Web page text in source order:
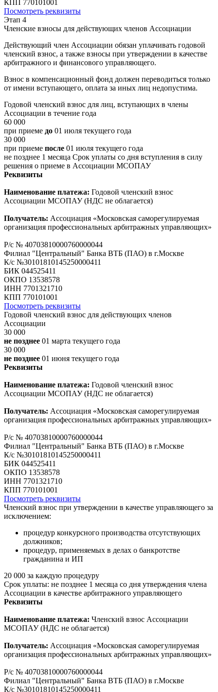
КПП 770101001
Посмотреть реквизиты
Этап 4
Членские взносы для действующих членов Ассоциации
Действующий член Ассоциации обязан уплачивать годовой
членский взнос, а также взносы при утверждении в качестве
арбитражного и финансового управляющего.
Взнос в компенсационный фонд должен переводиться только
от имени вступающего, оплата за иных лиц недопустима.
Годовой членский взнос для лиц, вступающих в члены
Ассоциации в течение года
60 000
при приеме до 01 июля текущего года
30 000
при приеме после 01 июля текущего года
не позднее 1 месяца Срок уплаты со дня вступления в силу
решения о приеме в Ассоциации МСОПАУ
Реквизиты
Наименование платежа: Годовой членский взнос
Ассоциации МСОПАУ (НДС не облагается)
Получатель: Ассоциация «Московская саморегулируемая
организация профессиональных арбитражных управляющих»
Р/с № 40703810000760000044
Филиал "Центральный" Банка ВТБ (ПАО) в г.Москве
К/с №30101810145250000411
БИК 044525411
ОКПО 13538578
ИНН 7701321710
КПП 770101001
Посмотреть реквизиты
Годовой членский взнос для действующих членов
Ассоциации
30 000
не позднее 01 марта текущего года
30 000
не позднее 01 июня текущего года
Реквизиты
Наименование платежа: Годовой членский взнос
Ассоциации МСОПАУ (НДС не облагается)
Получатель: Ассоциация «Московская саморегулируемая
организация профессиональных арбитражных управляющих»
Р/с № 40703810000760000044
Филиал "Центральный" Банка ВТБ (ПАО) в г.Москве
К/с №30101810145250000411
БИК 044525411
ОКПО 13538578
ИНН 7701321710
КПП 770101001
Посмотреть реквизиты
Членский взнос при утверждении в качестве управляющего за
исключением:
процедур конкурсного производства отсутствующих
должников;
процедур, применяемых в делах о банкротстве
гражданина и ИП
20 000 за каждую процедуру
Срок уплаты: не позднее 1 месяца со дня утверждения члена
Ассоциации в качестве арбитражного управляющего
Реквизиты
Наименование платежа: Членский взнос Ассоциации
МСОПАУ (НДС не облагается)
Получатель: Ассоциация «Московская саморегулируемая
организация профессиональных арбитражных управляющих»
Р/с № 40703810000760000044
Филиал "Центральный" Банка ВТБ (ПАО) в г.Москве
К/с №30101810145250000411